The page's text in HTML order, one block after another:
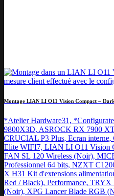
Montage LIAN LI O11 Vision Compact –
*Atelier Hardware31,
9800X3D, ASROCK RX 7900
CRUCIAL P3 Plus, Ecran
Elite WIFI7, LIAN LI O11
FAN SL 120 Wireless (Noir),
Professionnel 64 bits, NZXT
X H31 Kit d'extensions
Red / Black), Performance, TRYX
(Noir), XPG Lancer Blade RGB